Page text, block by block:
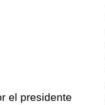
el presidente